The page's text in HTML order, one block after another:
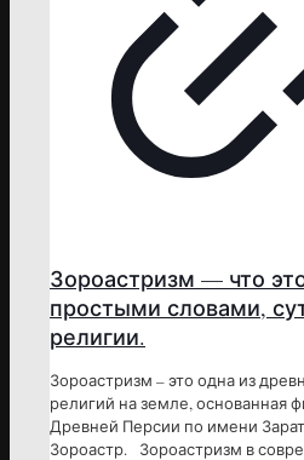
Зороастризм — что
простыми словами,
религии.
Зороастризм – это одна из
религий на земле, основанная
Древней Персии по имени
Зороастр. Зороастризм в